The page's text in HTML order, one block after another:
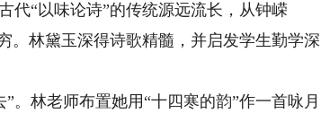
代“以味论诗”的传统源远流长，从钟嵘
。林黛玉深得诗歌精髓，并启发学生勤学深
林老师布置她用“十四寒的韵”作一首咏月